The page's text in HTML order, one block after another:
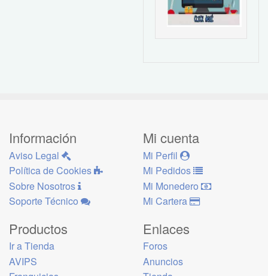
Información
Aviso Legal
Política de Cookies
Sobre Nosotros
Soporte Técnico
Mi cuenta
Mi Perfil
Mi Pedidos
Mi Monedero
Mi Cartera
Productos
Ir a Tienda
AVIPS
Enlaces
Foros
Anuncios